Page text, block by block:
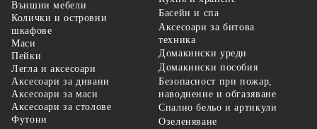
Външни мебели
Колички и островни
шкафове
Маси
Пейки
Легла и аксесоари
Аксесоари за дивани
Аксесоари за маси
Аксесоари за столове
Футони
Басейн и спа
Аксесоари за битова
техника
Домакински уреди
Домакински пособия
Безопасност при пожар,
наводнение и обгазяване
Спално бельо и артикули
Озеленяване